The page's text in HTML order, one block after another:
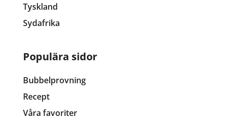
Tyskland
Sydafrika
Populära sidor
Bubbelprovning
Recept
Våra favoriter